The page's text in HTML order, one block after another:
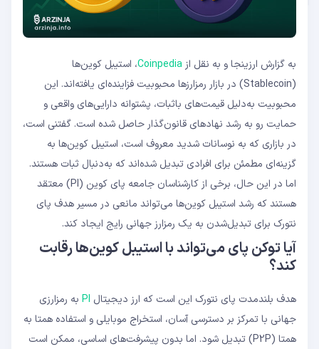
به گزارش ارزینجا و به نقل از Coinpedia، استیبل‌ کوین‌ها
(Stablecoin) در بازار رمزارزها محبوبیت فزاینده‌ای یافته‌اند. این
محبوبیت به‌دلیل قیمت‌های باثبات، پشتوانه دارایی‌های واقعی و
حمایت رو به رشد نهادهای قانون‌گذار حاصل شده است. گفتنی است،
در بازاری که به نوسانات شدید معروف است، استیبل ‌کوین‌ها به
گزینه‌ای مطمئن برای افرادی تبدیل شده‌اند که به‌دنبال ثبات هستند.
اما در این حال، برخی از کارشناسان جامعه پای کوین (PI) معتقد
هستند که رشد استیبل ‌کوین‌ها می‌تواند مانعی در مسیر هدف پای‌
نتورک برای تبدیل‌شدن به یک رمزارز جهانی رایج ایجاد کند.
آیا توکن پای‌ می‌تواند با استیبل ‌کوین‌ها رقابت
کند؟
هدف بلندمدت پای‌ نتورک این است که ارز دیجیتال PI به رمزارزی
جهانی با تمرکز بر دسترسی آسان، استخراج موبایلی و استفاده همتا به
‌همتا (P2P) تبدیل شود. اما بدون پیشرفت‌های اساسی، ممکن است